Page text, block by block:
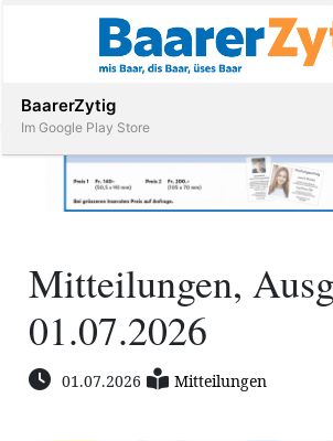
Veranstaltungen
Stellen
Mitteilungen,
01.07.2026
01.07.2026 Mitteilungen
BaarerZytig
Im Google Play Store